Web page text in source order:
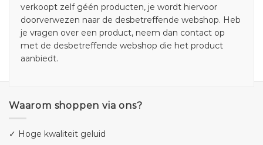
verkoopt zelf géén producten, je wordt hiervoor
doorverwezen naar de desbetreffende webshop. Heb
je vragen over een product, neem dan contact op
met de desbetreffende webshop die het product
aanbiedt.
Waarom shoppen via ons?
✓ Hoge kwaliteit geluid